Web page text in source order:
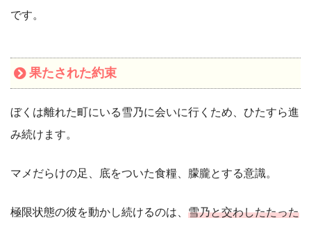
です。
果たされた約束
ぼくは離れた町にいる雪乃に会いに行くため、ひたすら進
み続けます。
マメだらけの足、底をついた食糧、朦朧とする意識。
極限状態の彼を動かし続けるのは、 雪乃と交わしたたった